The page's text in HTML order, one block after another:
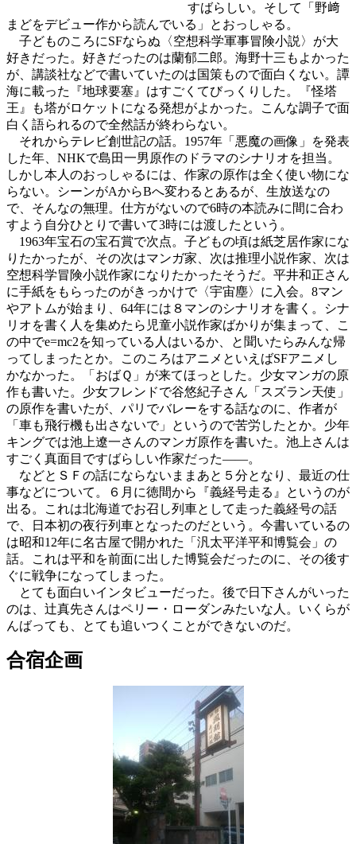
すばらしい。そして「野﨑
まどをデビュー作から読んでいる」とおっしゃる。
子どものころにSFならぬ〈空想科学軍事冒険小説〉が大
好きだった。好きだったのは蘭郁二郎。海野十三もよかった
が、講談社などで書いていたのは国策もので面白くない。譚
海に載った『地球要塞』はすごくてびっくりした。『怪塔
王』も塔がロケットになる発想がよかった。こんな調子で面
白く語られるので全然話が終わらない。
それからテレビ創世記の話。1957年「悪魔の画像」を発表
した年、NHKで島田一男原作のドラマのシナリオを担当。
しかし本人のおっしゃるには、作家の原作は全く使い物にな
らない。シーンがAからBへ変わるとあるが、生放送なの
で、そんなの無理。仕方がないので6時の本読みに間に合わ
すよう自分ひとりで書いて3時には渡したという。
1963年宝石の宝石賞で次点。子どもの頃は紙芝居作家にな
りたかったが、その次はマンガ家、次は推理小説作家、次は
空想科学冒険小説作家になりたかったそうだ。平井和正さん
に手紙をもらったのがきっかけで〈宇宙塵〉に入会。8マン
やアトムが始まり、64年には８マンのシナリオを書く。シナ
リオを書く人を集めたら児童小説作家ばかりが集まって、こ
の中でe=mc2を知っている人はいるか、と聞いたらみんな帰
ってしまったとか。このころはアニメといえばSFアニメし
かなかった。「おばＱ」が来てほっとした。少女マンガの原
作も書いた。少女フレンドで谷悠紀子さん「スズラン天使」
の原作を書いたが、パリでバレーをする話なのに、作者が
「車も飛行機も出さないで」というので苦労したとか。少年
キングでは池上遼一さんのマンガ原作を書いた。池上さんは
すごく真面目ですばらしい作家だった――。
などとＳＦの話にならないままあと５分となり、最近の仕
事などについて。６月に徳間から『義経号走る』というのが
出る。これは北海道でお召し列車として走った義経号の話
で、日本初の夜行列車となったのだという。今書いているの
は昭和12年に名古屋で開かれた「汎太平洋平和博覧会」の
話。これは平和を前面に出した博覧会だったのに、その後す
ぐに戦争になってしまった。
とても面白いインタビューだった。後で日下さんがいった
のは、辻真先さんはペリー・ローダンみたいな人。いくらが
んばっても、とても追いつくことができないのだ。
合宿企画